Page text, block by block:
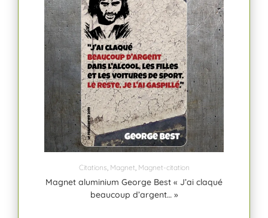
Citations, Magnet, Magnet-citation
Magnet aluminium George Best « J’ai claqué
beaucoup d’argent… »